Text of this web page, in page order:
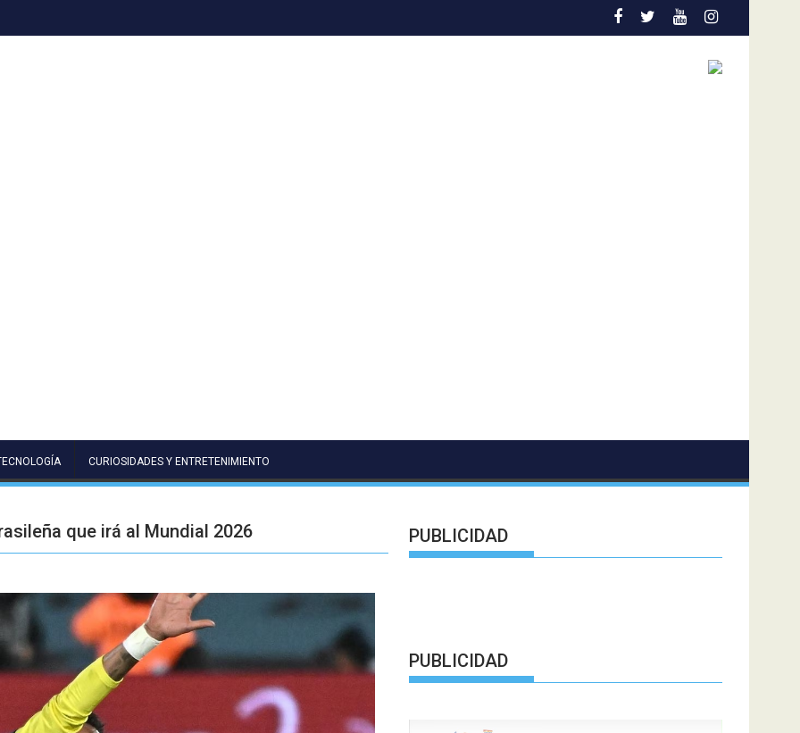
CURIOSIDADES Y ENTRETENIMIENTO
que irá al Mundial 2026 PUBLICIDAD
PUBLICIDAD